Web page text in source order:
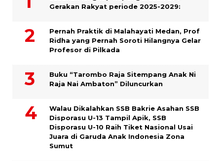
Gerakan Rakyat periode 2025-2029:
Pernah Praktik di Malahayati Medan, Prof
Ridha yang Pernah Soroti Hilangnya Gelar
Profesor di Pilkada
Buku “Tarombo Raja Sitempang Anak Ni
Raja Nai Ambaton” Diluncurkan
Walau Dikalahkan SSB Bakrie Asahan SSB
Disporasu U-13 Tampil Apik, SSB
Disporasu U-10 Raih Tiket Nasional Usai
Juara di Garuda Anak Indonesia Zona
Sumut